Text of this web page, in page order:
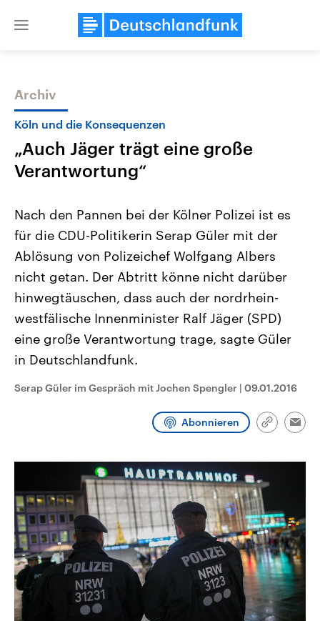
Close
Themen
Landtagswahl Sachsen-Anhalt
2026
Alle Informationen
Sachsen-Anhalt wählt am 6.
September 2026 einen neuen
Landtag. Seit 2021 wird das
Bundesland von einer Koalition aus
Umfragen, Prognosen,
Wahlprogramme, aktuelle Berichte
und Hintergründe zu den Parteien
Wahl.
USA
Aktuelle Beiträge,
Hintergründe
Wirtschaftlich und
gehören die Vereinigten
den mächtigsten Ländern
mit großem Einfluss auf
aktuelle Weltgeschehen.
Sendungen Programm
Archiv
Köln und die Konsequenzen
„Auch Jäger trägt eine große
Verantwortung“
Nach den Pannen bei der Kölner Polizei ist es
für die CDU-Politikerin Serap Güler mit der
Ablösung von Polizeichef Wolfgang Albers
nicht getan. Der Abtritt könne nicht darüber
hinwegtäuschen, dass auch der nordrhein-
westfälische Innenminister Ralf Jäger (SPD)
eine große Verantwortung trage, sagte Güler
in Deutschlandfunk.
Serap Güler im Gespräch mit Jochen Spengler | 09.01.2016
Abonnieren
Link